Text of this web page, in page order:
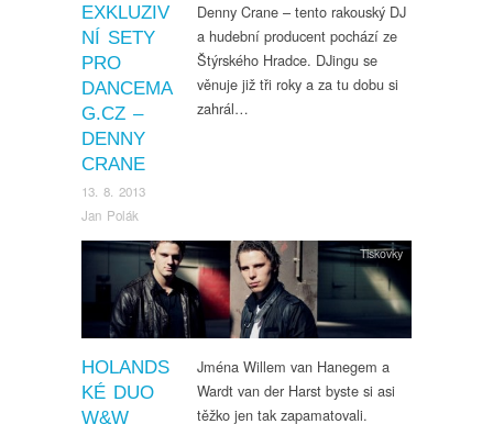
EXKLUZIV
NÍ SETY
PRO
DANCEMA
G.CZ –
DENNY
CRANE
13. 8. 2013
Jan Polák
Denny Crane – tento rakouský DJ
a hudební producent pochází ze
Štýrského Hradce. DJingu se
věnuje již tři roky a za tu dobu si
zahrál…
HOLANDS
KÉ DUO
W&W
Tiskovky
Jména Willem van Hanegem a
Wardt van der Harst byste si asi
těžko jen tak zapamatovali.